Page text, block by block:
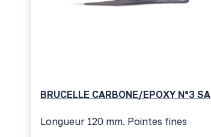
BRUCELLE CARBONE/EPOXY N°3 SA
Longueur 120 mm. Pointes fines